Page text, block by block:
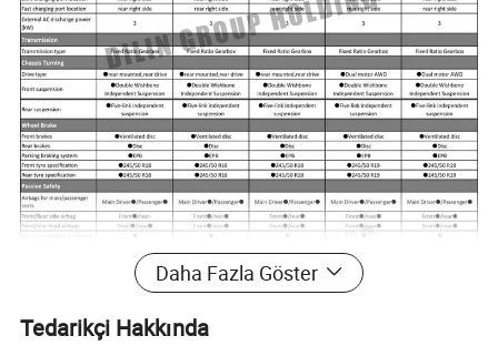
Daha Fazla Göster
Tedarikçi Hakkında